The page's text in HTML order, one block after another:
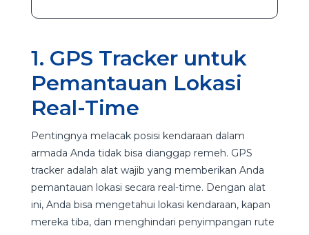
1. GPS Tracker untuk
Pemantauan Lokasi
Real-Time
Pentingnya melacak posisi kendaraan dalam
armada Anda tidak bisa dianggap remeh. GPS
tracker adalah alat wajib yang memberikan Anda
pemantauan lokasi secara real-time. Dengan alat
ini, Anda bisa mengetahui lokasi kendaraan, kapan
mereka tiba, dan menghindari penyimpangan rute